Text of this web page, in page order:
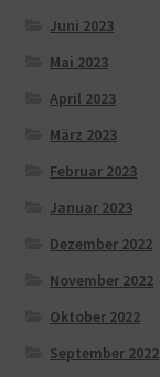
Juni 2023
Mai 2023
April 2023
März 2023
Februar 2023
Januar 2023
Dezember 2022
November 2022
Oktober 2022
September 2022